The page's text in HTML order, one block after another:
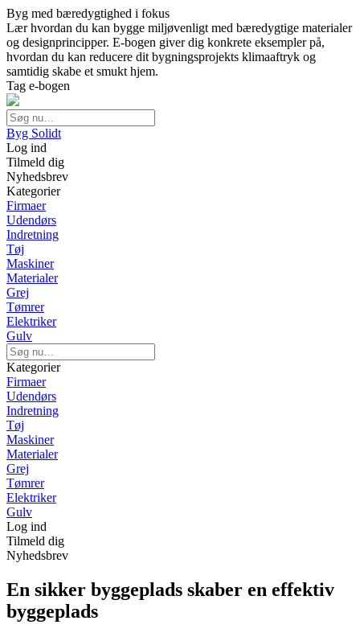
Byg med bæredygtighed i fokus
Lær hvordan du kan bygge miljøvenligt med bæredygtige materialer
og designprincipper. E-bogen giver dig konkrete eksempler på,
hvordan du kan reducere dit bygningsprojekts klimaaftryk og
samtidig skabe et smukt hjem.
Tag e-bogen
Byg Solidt
Log ind
Tilmeld dig
Nyhedsbrev
Kategorier
Firmaer
Udendørs
Indretning
Tøj
Maskiner
Materialer
Grej
Tømrer
Elektriker
Gulv
Kategorier
Firmaer
Udendørs
Indretning
Tøj
Maskiner
Materialer
Grej
Tømrer
Elektriker
Gulv
Log ind
Tilmeld dig
Nyhedsbrev
En sikker byggeplads skaber en effektiv
byggeplads